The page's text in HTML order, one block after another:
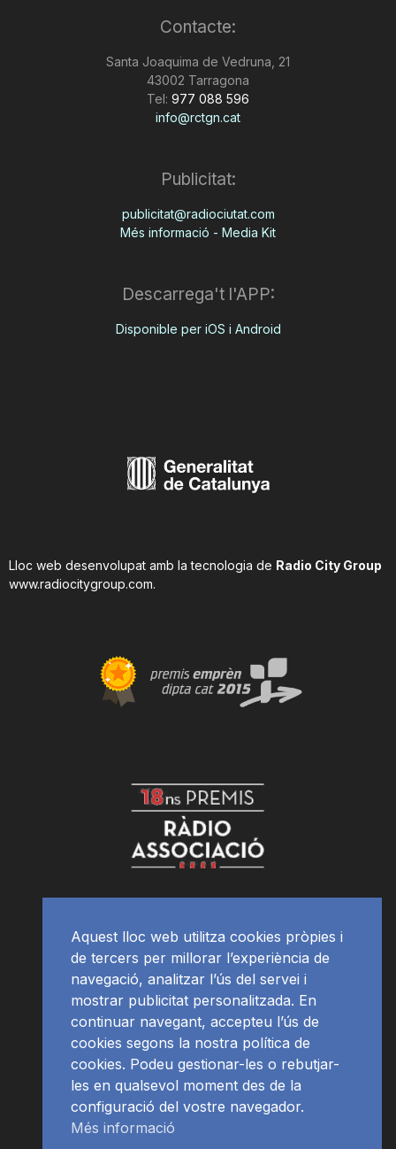
Contacte:
Santa Joaquima de Vedruna, 21
43002 Tarragona
Tel: 977 088 596
info@rctgn.cat
Publicitat:
publicitat@radiociutat.com
Més informació - Media Kit
Descarrega't l'APP:
Disponible per iOS i Android
Lloc web desenvolupat amb la tecnologia de Radio City Group
www.radiocitygroup.com.
Aquest lloc web utilitza cookies pròpies i
de tercers per millorar l’experiència de
navegació, analitzar l’ús del servei i
mostrar publicitat personalitzada. En
continuar navegant, accepteu l’ús de
cookies segons la nostra política de
cookies. Podeu gestionar-les o rebutjar-
les en qualsevol moment des de la
configuració del vostre navegador.
Més informació